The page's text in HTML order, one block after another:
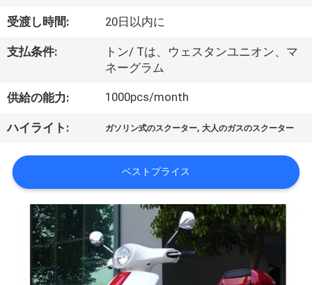
て
工
場
旅
品
受渡し時間: 20日以内に
支払条件:
トン/ Tは、ウェスタンユニオン、マ
ネーグラム
供給の能力: 1000pcs/month
ハイライト: ガソリン式のスクーター,大人のガスのスクーター
ベストプライス